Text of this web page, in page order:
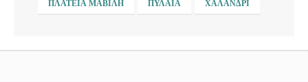
ΠΛΑΤΕΊΑ ΜΑΒΊΛΗ ΠΥΛΑΊΑ ΧΑΛΆΝΔΡΙ